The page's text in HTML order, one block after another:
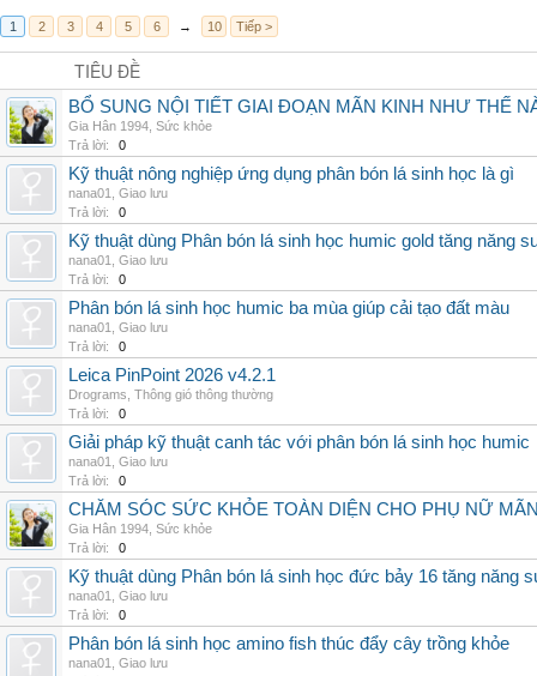
1 2 3 4 5 6 → 10 Tiếp >
TIÊU ĐỀ
BỔ SUNG NỘI TIẾT GIAI ĐOẠN MÃN KINH NHƯ THẾ
Gia Hân 1994 Sức khỏe
Trả lời:
0
Kỹ thuật nông nghiệp ứng dụng phân bón lá sinh học là gì
nana01
Giao lưu
Trả lời:
0
Kỹ thuật dùng Phân bón lá sinh học humic gold tăng năng
nana01
Giao lưu
Trả lời:
0
Phân bón lá sinh học humic ba mùa giúp cải tạo đất màu
nana01
Giao lưu
Trả lời:
0
Leica PinPoint 2026 v4.2.1
Drograms Thông gió thông thường
Trả lời:
0
Giải pháp kỹ thuật canh tác với phân bón lá sinh học humic
nana01
Giao lưu
Trả lời:
0
CHĂM SÓC SỨC KHỎE TOÀN DIỆN CHO PHỤ NỮ
Gia Hân 1994 Sức khỏe
Trả lời:
0
Kỹ thuật dùng Phân bón lá sinh học đức bảy 16 tăng năng
nana01
Giao lưu
Trả lời:
0
Phân bón lá sinh học amino fish thúc đẩy cây trồng khỏe
nana01
Giao lưu